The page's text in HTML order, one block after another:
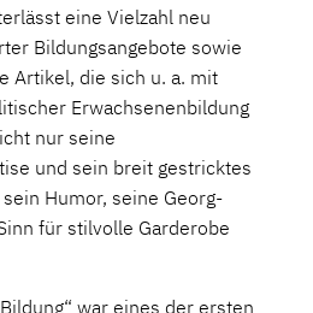
eine Vielzahl neu
Bildungsangebote sowie
Artikel, die sich u. a. mit
Erwachsenenbildung
nur seine
und sein breit gestricktes
Humor, seine Georg-
für stilvolle Garderobe
war eines der ersten